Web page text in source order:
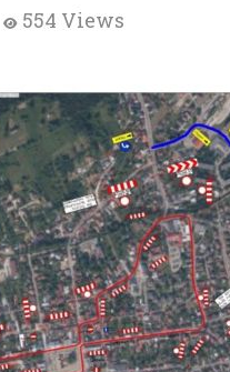
554 Views